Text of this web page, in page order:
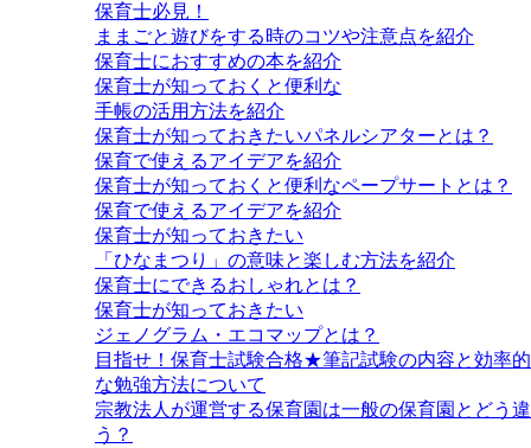
保育士必見！
ままごと遊びをする時のコツや注意点を紹介
保育士におすすめの本を紹介
保育士が知っておくと便利な
手帳の活用方法を紹介
保育士が知っておきたいパネルシアターとは？
保育で使えるアイデアを紹介
保育士が知っておくと便利なペープサートとは？
保育で使えるアイデアを紹介
保育士が知っておきたい
「ひなまつり」の意味と楽しむ方法を紹介
保育士にできるおしゃれとは？
保育士が知っておきたい
ジェノグラム・エコマップとは？
目指せ！保育士試験合格★筆記試験の内容と効率的
な勉強方法について
宗教法人が運営する保育園は一般の保育園とどう違
う？